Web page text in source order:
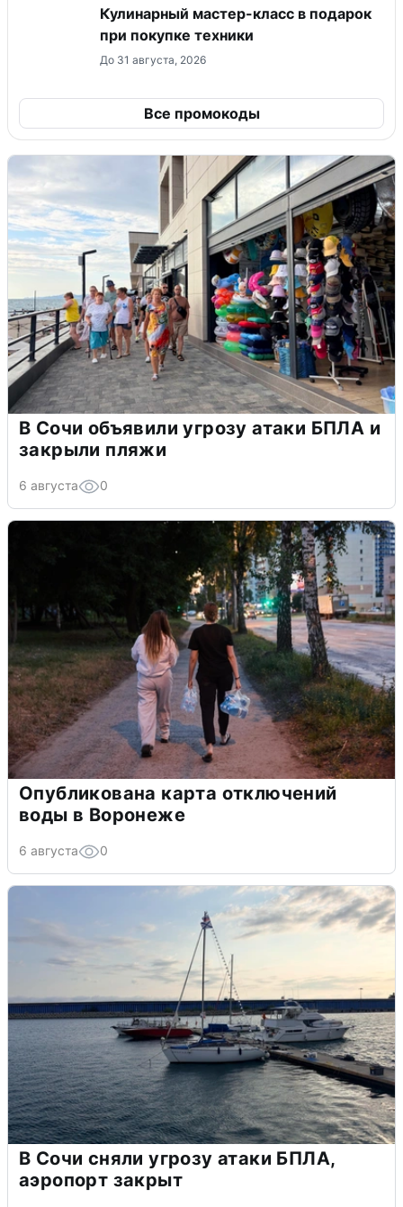
Кулинарный мастер-класс в подарок
при покупке техники
До 31 августа, 2026
Все промокоды
В Сочи объявили угрозу атаки БПЛА и
закрыли пляжи
6 августа 0
Опубликована карта отключений
воды в Воронеже
6 августа 0
В Сочи сняли угрозу атаки БПЛА,
аэропорт закрыт